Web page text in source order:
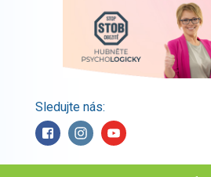
Sledujte nás: